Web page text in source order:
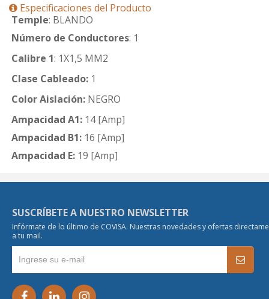
Especificaciones del Producto
Temple: BLANDO
Número de Conductores: 1
Calibre 1: 1X1,5 MM2
Clase Cableado: 1
Color Aislación: NEGRO
Ampacidad A1: 14 [Amp]
Ampacidad B1: 16 [Amp]
Ampacidad E: 19 [Amp]
SUSCRÍBETE A NUESTRO NEWSLETTER
Infórmate de lo último de COVISA. Nuestras novedades y ofertas
a tu mail.